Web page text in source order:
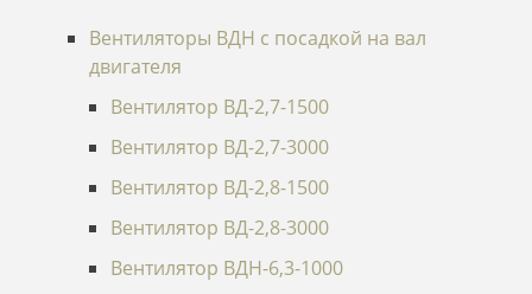
Вентиляторы ВДН с посадкой на вал
двигателя
Вентилятор ВД-2,7-1500
Вентилятор ВД-2,7-3000
Вентилятор ВД-2,8-1500
Вентилятор ВД-2,8-3000
Вентилятор ВДН-6,3-1000